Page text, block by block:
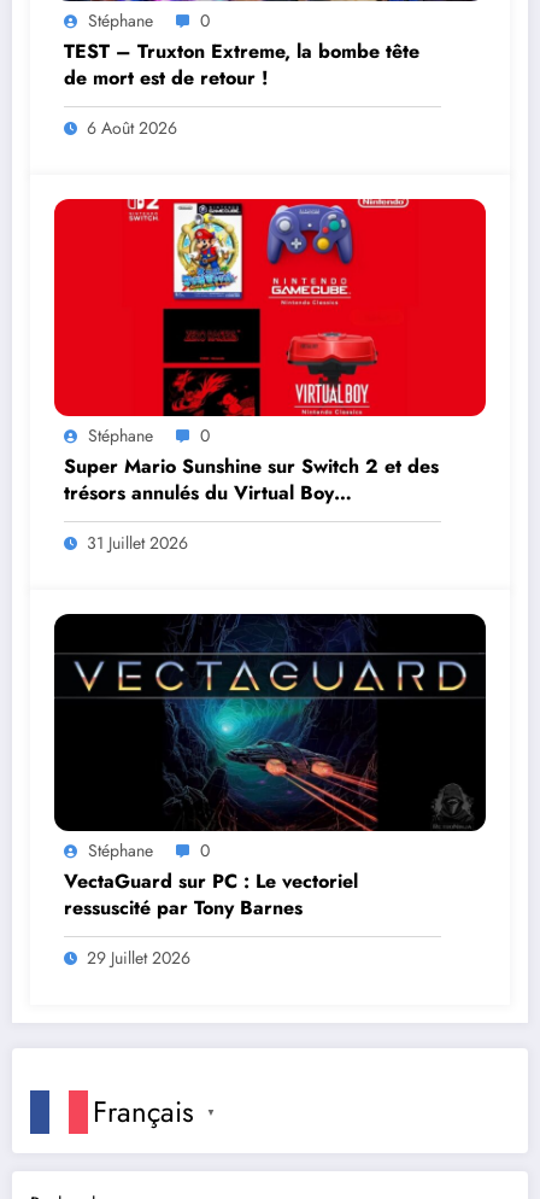
Stéphane 0
TEST – Truxton Extreme, la bombe tête
de mort est de retour !
6 Août 2026
Stéphane 0
Super Mario Sunshine sur Switch 2 et des
trésors annulés du Virtual Boy
débarquent en août
31 Juillet 2026
Stéphane 0
VectaGuard sur PC : Le vectoriel
ressuscité par Tony Barnes
29 Juillet 2026
Français ▼